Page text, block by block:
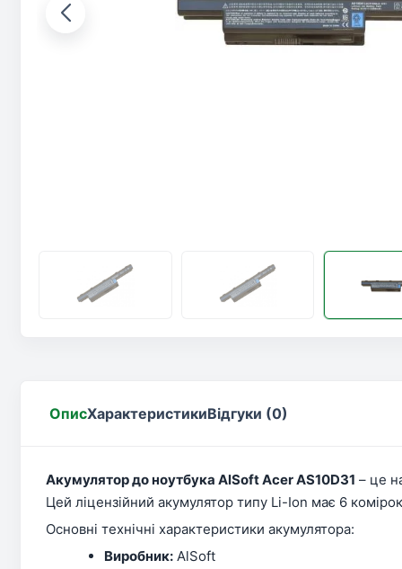
ОписХарактеристикиВідгуки (0)
Акумулятор до ноутбука AlSoft Acer AS10D31 – це
Цей ліцензійний акумулятор типу Li-Ion має 6
Основні технічні характеристики акумулятора:
Виробник: AlSoft